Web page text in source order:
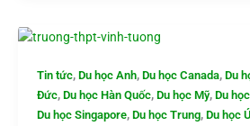
Tin tức, Du học Anh, Du học Canada, Du
Đức, Du học Hàn Quốc, Du học Mỹ, Du
Du học Singapore, Du học Trung, Du học